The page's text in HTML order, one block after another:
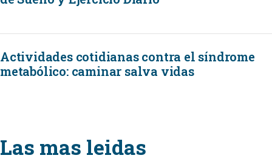
Actividades cotidianas contra el síndrome
metabólico: caminar salva vidas
Las mas leidas